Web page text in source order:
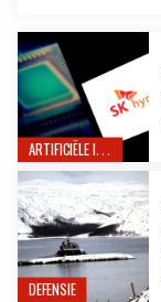
ARTIFICIËLE INTELLIGENTIE
DEFENSIE